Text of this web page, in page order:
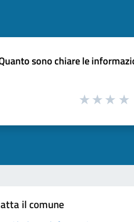
sono chiare le
il comune